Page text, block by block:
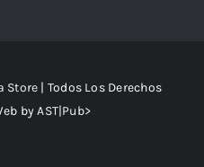
Store | Todos Los Derechos
byAST|Pub>